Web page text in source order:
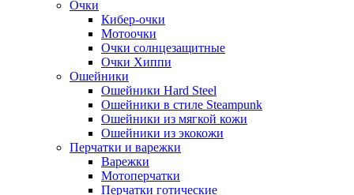
Очки
Кибер-очки
Мотоочки
Очки солнцезащитные
Очки Хиппи
Ошейники
Ошейники Hard Steel
Ошейники в стиле Steampunk
Ошейники из мягкой кожи
Ошейники из экокожи
Перчатки и варежки
Варежки
Мотоперчатки
Перчатки готические